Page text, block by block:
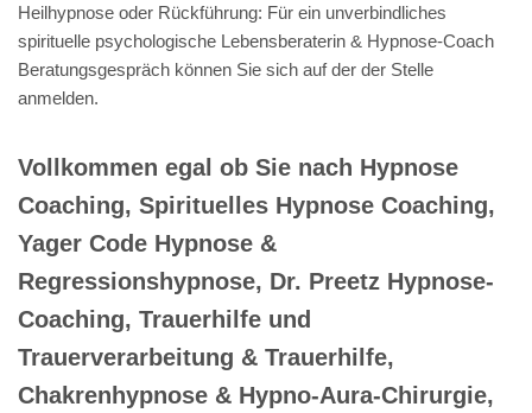
Heilhypnose oder Rückführung: Für ein unverbindliches
spirituelle psychologische Lebensberaterin & Hypnose-Coach
Beratungsgespräch können Sie sich auf der der Stelle
anmelden.
Vollkommen egal ob Sie nach Hypnose
Coaching, Spirituelles Hypnose Coaching,
Yager Code Hypnose &
Regressionshypnose, Dr. Preetz Hypnose-
Coaching, Trauerhilfe und
Trauerverarbeitung & Trauerhilfe,
Chakrenhypnose & Hypno-Aura-Chirurgie,